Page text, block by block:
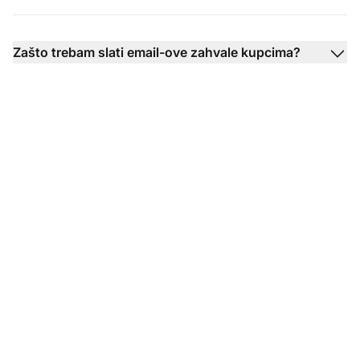
Zašto trebam slati email-ove zahvale kupcima?